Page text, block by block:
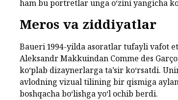
ham bu portretlar unga o‘zini yangicha
Meros va ziddiyatlar
Baueri 1994-yilda asoratlar tufayli vafot
Aleksandr Makkuindan Comme des
ko‘plab dizaynerlarga ta’sir ko‘rsatdi.
avlodning vizual tilining bir qismiga
boshqacha bo‘lishga yo‘l ochib berdi.